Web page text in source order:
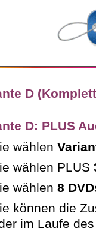
D
D: PLUS
wählen
wählen PLUS
wählen 8
können die
im Laufe